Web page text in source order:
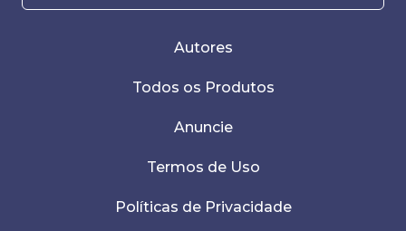
Autores
Todos os Produtos
Anuncie
Termos de Uso
Políticas de Privacidade